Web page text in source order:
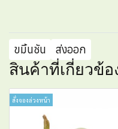
ขมิ้นชัน ส่งออก
สินค้าที่เกี่ยวข้อ
สั่งจองล่วงหน้า